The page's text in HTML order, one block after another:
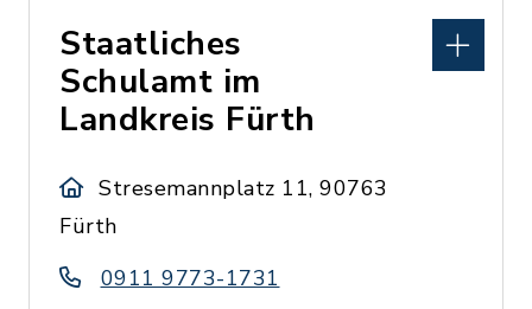
Staatliches
Schulamt im
Landkreis Fürth
Stresemannplatz 11, 90763
Fürth
0911 9773-1731